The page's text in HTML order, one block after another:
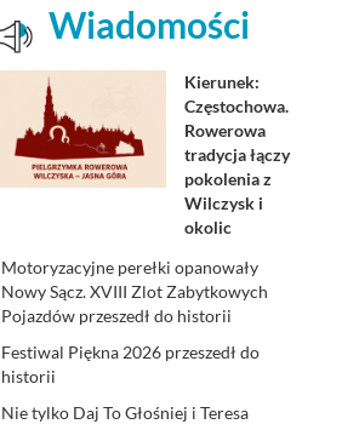
Wiadomości
Kierunek:
Częstochowa.
Rowerowa
tradycja łączy
pokolenia z
Wilczysk i
okolic
Motoryzacyjne perełki opanowały
Nowy Sącz. XVIII Zlot Zabytkowych
Pojazdów przeszedł do historii
Festiwal Piękna 2026 przeszedł do
historii
Nie tylko Daj To Głośniej i Teresa